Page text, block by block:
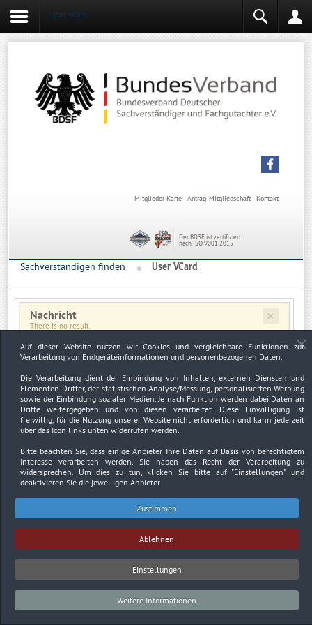
User VCard
Angemeldet bleiben
Kontakt
Antrag-Mitgliedschaft
Mitglieder Karte
Der BDSF ist zertifiziert
nach ISO 9001:2015
Sachverständigen finden User VCard
×
Nachricht
There is no result.
×
Warnung
JUser: :_load: Fehler beim Laden des Benutzers mit der ID: 2546
Impressum
Datenschutzerklärung Urheberrechtsnachweise
Copyright © 2026. Bundesverband Deutscher
Sachverständiger und Fachgutachter BDSF e.V..
Auf dieser Website nutzen wir Cookies und vergleichbare Funktionen zur
Verarbeitung von Endgeräteinformationen und personenbezogenen Daten.
Die Verarbeitung dient der Einbindung von Inhalten, externen Diensten und
Elementen Dritter, der statistischen Analyse/Messung, personalisierten Werbung
sowie der Einbindung sozialer Medien. Je nach Funktion werden dabei Daten an
Dritte weitergegeben und von diesen verarbeitet. Diese Einwilligung ist
freiwillig, für die Nutzung unserer Website nicht erforderlich und kann jederzeit
über das Icon links unten widerrufen werden.
Bitte beachten Sie, dass einige Anbieter Ihre Daten auf Basis von berechtigtem
Interesse verarbeiten werden. Sie haben das Recht der Verarbeitung zu
widersprechen. Um dies zu tun, klicken Sie bitte auf "Einstellungen"und
deaktivieren Sie die jeweiligen Anbieter.
Zustimmen
Ablehnen
Einstellungen
Weitere Informationen